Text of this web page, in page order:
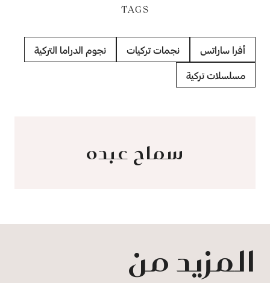
TAGS
أفرا ساراتس نجمات تركيات نجوم الدراما التركية
مسلسلات تركية
سماح عبده
المزيد من